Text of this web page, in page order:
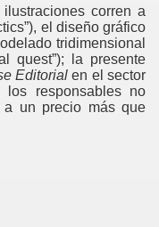
corren a
el diseño gráfico
tridimensional
quest”); la presente
Editorial en el sector
responsables no
a un precio más que